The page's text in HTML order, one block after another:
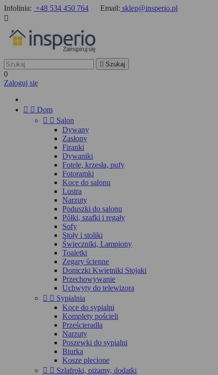
Infolinia: +48 534 450 764 Email: sklep@insperio.pl

 Szukaj
0
Zaloguj się
  Dom
  Salon
Dywany
Zasłony
Firanki
Dywaniki
Fotele, krzesła, pufy
Fotoramki
Koce do salonu
Lustra
Narzuty
Poduszki do salonu
Półki, szafki i regały
Sofy
Stoły i stoliki
Świeczniki, Lampiony
Toaletki
Zegary ścienne
Doniczki Kwietniki Stojaki
Przechowywanie
Uchwyty do telewizora
  Sypialnia
Koce do sypialni
Komplety pościeli
Prześcieradła
Narzuty
Poszewki do sypialni
Biurka
Kosze plecione
  Szlafroki, piżamy, dodatki